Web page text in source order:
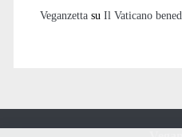
Veganzettasu Il Vaticano